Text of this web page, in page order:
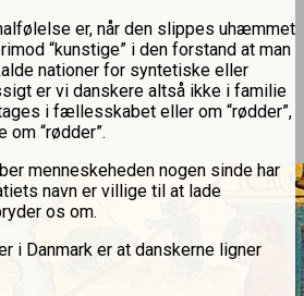
er, når den slippes uhæmmet
“kunstige” i den forstand at man
nationer for syntetiske eller
er vi danskere altså ikke i familie
i fællesskabet eller om “rødder”,
“rødder”.
menneskeheden nogen sinde har
navn er villige til at lade
os om.
i Danmark er at danskerne ligner